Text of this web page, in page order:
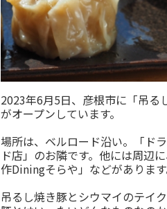
2023年6月5日、彦根市に「吊る
がオープンしています。
場所は、ベルロード沿い。「ド
ド店」のお隣です。他には周辺
作Diningそらや」などがあります
吊るし焼き豚とシウマイのテイ